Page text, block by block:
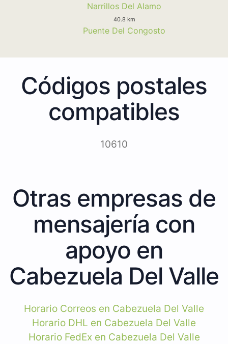
Narrillos Del Alamo
40.8 km
Puente Del Congosto
Códigos postales
compatibles
10610
Otras empresas de
mensajería con
apoyo en
Cabezuela Del Valle
Horario Correos en Cabezuela Del Valle
Horario DHL en Cabezuela Del Valle
Horario FedEx en Cabezuela Del Valle